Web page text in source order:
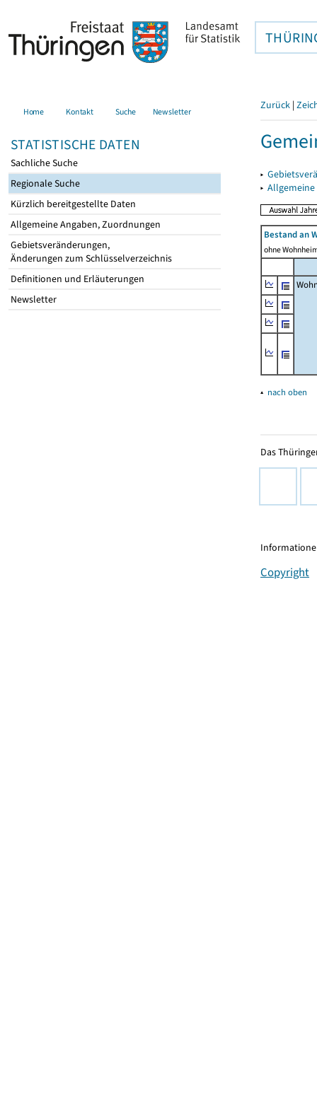
Home Kontakt Suche Newsletter
STATISTISCHE DATEN
Sachliche Suche
Regionale Suche
Kürzlich bereitgestellte Daten
Allgemeine Angaben, Zuordnungen
Gebietsveränderungen,
Änderungen zum Schlüsselverzeichnis
Definitionen und Erläuterungen
Newsletter
Zurück |
▸
▸
Bestand an
ohne
▴ nach oben
Das
Copyright